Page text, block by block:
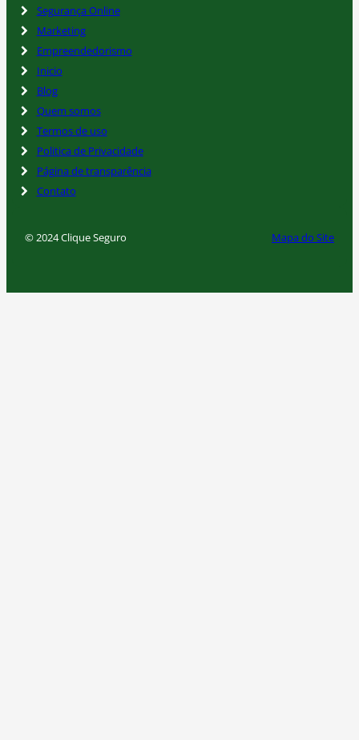
Segurança Online
Marketing
Empreendedorismo
Inicio
Blog
Quem somos
Termos de uso
Politica de Privacidade
Página de transparência
Contato
© 2024 Clique Seguro Mapa do Site